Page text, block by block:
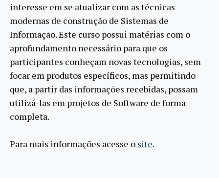
interesse em se atualizar com as técnicas
modernas de construção de Sistemas de
Informação. Este curso possui matérias com o
aprofundamento necessário para que os
participantes conheçam novas tecnologias, sem
focar em produtos específicos, mas permitindo
que, a partir das informações recebidas, possam
utilizá-las em projetos de Software de forma
completa.
Para mais informações acesse o site.